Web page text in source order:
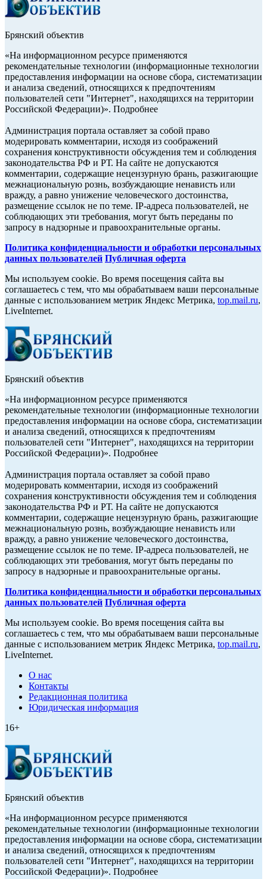
Брянский объектив
«На информационном ресурсе применяются
рекомендательные технологии (информационные технологии
предоставления информации на основе сбора, систематизации
и анализа сведений, относящихся к предпочтениям
пользователей сети "Интернет", находящихся на территории
Российской Федерации)». Подробнее
Администрация портала оставляет за собой право
модерировать комментарии, исходя из соображений
сохранения конструктивности обсуждения тем и соблюдения
законодательства РФ и РТ. На сайте не допускаются
комментарии, содержащие нецензурную брань, разжигающие
межнациональную рознь, возбуждающие ненависть или
вражду, а равно унижение человеческого достоинства,
размещение ссылок не по теме. IP-адреса пользователей, не
соблюдающих эти требования, могут быть переданы по
запросу в надзорные и правоохранительные органы.
Политика конфиденциальности и обработки персональных
данных пользователей Публичная оферта
Мы используем cookie. Во время посещения сайта вы
соглашаетесь с тем, что мы обрабатываем ваши персональные
данные с использованием метрик Яндекс Метрика, top.mail.ru,
LiveInternet.
Брянский объектив
«На информационном ресурсе применяются
рекомендательные технологии (информационные технологии
предоставления информации на основе сбора, систематизации
и анализа сведений, относящихся к предпочтениям
пользователей сети "Интернет", находящихся на территории
Российской Федерации)». Подробнее
Администрация портала оставляет за собой право
модерировать комментарии, исходя из соображений
сохранения конструктивности обсуждения тем и соблюдения
законодательства РФ и РТ. На сайте не допускаются
комментарии, содержащие нецензурную брань, разжигающие
межнациональную рознь, возбуждающие ненависть или
вражду, а равно унижение человеческого достоинства,
размещение ссылок не по теме. IP-адреса пользователей, не
соблюдающих эти требования, могут быть переданы по
запросу в надзорные и правоохранительные органы.
Политика конфиденциальности и обработки персональных
данных пользователей Публичная оферта
Мы используем cookie. Во время посещения сайта вы
соглашаетесь с тем, что мы обрабатываем ваши персональные
данные с использованием метрик Яндекс Метрика, top.mail.ru,
LiveInternet.
О нас
Контакты
Редакционная политика
Юридическая информация
16+
Брянский объектив
«На информационном ресурсе применяются
рекомендательные технологии (информационные технологии
предоставления информации на основе сбора, систематизации
и анализа сведений, относящихся к предпочтениям
пользователей сети "Интернет", находящихся на территории
Российской Федерации)». Подробнее